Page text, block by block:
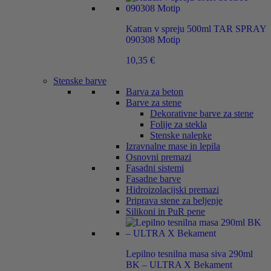
Katran v spreju 500ml TAR SPRAY
090308 Motip
10,35 €
Stenske barve
Barva za beton
Barve za stene
Dekorativne barve za stene
Folije za stekla
Stenske nalepke
Izravnalne mase in lepila
Osnovni premazi
Fasadni sistemi
Fasadne barve
Hidroizolacijski premazi
Priprava stene za beljenje
Silikoni in PuR pene
Lepilno tesnilna masa siva 290ml
BK – ULTRA X Bekament